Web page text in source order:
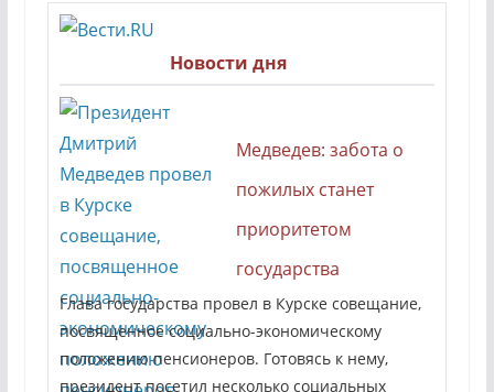
Новости дня
Медведев: забота о
пожилых станет
приоритетом
государства
Глава государства провел в Курске совещание,
посвященное социально-экономическому
положению пенсионеров. Готовясь к нему,
президент посетил несколько социальных